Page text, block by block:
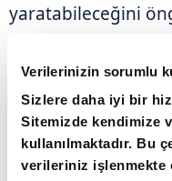
Verilerinizin sorumlu
Sizlere daha iyi bir
Sitemizde kendimize
kullanılmaktadır. Bu
verileriniz işlenmekte
yaratabileceğini
Banka, altın,
destekleyen temel
devam ettiğini